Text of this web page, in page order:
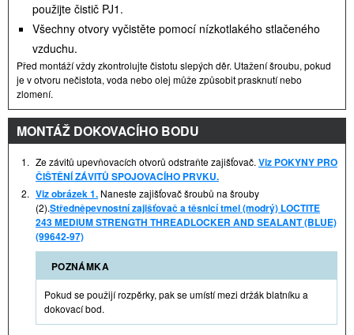
použijte čistič PJ1.
Všechny otvory vyčistěte pomocí nízkotlakého stlačeného
vzduchu.
Před montáží vždy zkontrolujte čistotu slepých děr. Utažení šroubu, pokud
je v otvoru nečistota, voda nebo olej může způsobit prasknutí nebo
zlomení.
MONTÁŽ DOKOVACÍHO BODU
1. Ze závitů upevňovacích otvorů odstraňte zajišťovač. Viz POKYNY PRO
ČIŠTĚNÍ ZÁVITŮ SPOJOVACÍHO PRVKU.
2. Viz obrázek 1. Naneste zajišťovač šroubů na šrouby
(2).Středněpevnostní zajišťovač a těsnicí tmel (modrý) LOCTITE
243 MEDIUM STRENGTH THREADLOCKER AND SEALANT (BLUE)
(99642-97)
POZNÁMKA
Pokud se použijí rozpěrky, pak se umístí mezi držák blatníku a
dokovací bod.